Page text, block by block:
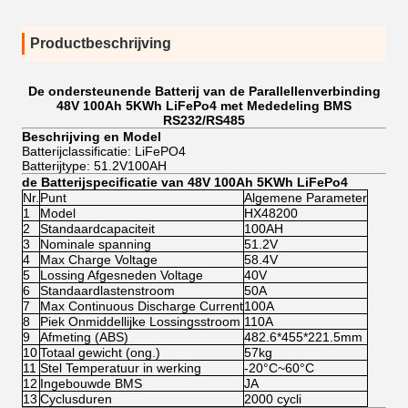
Productbeschrijving
De ondersteunende Batterij van de Parallellenverbinding
48V 100Ah 5KWh LiFePo4 met Mededeling BMS
RS232/RS485
Beschrijving en Model
Batterijclassificatie: LiFePO4
Batterijtype: 51.2V100AH
de Batterijspecificatie van 48V 100Ah 5KWh LiFePo4
Nr. Punt
Algemene Parameter
1
Model
HX48200
2
Standaardcapaciteit
100AH
3
Nominale spanning
51.2V
4
Max Charge Voltage
58.4V
5
Lossing Afgesneden Voltage
40V
6
Standaardlastenstroom
50A
7
Max Continuous Discharge Current100A
8
Piek Onmiddellijke Lossingsstroom 110A
9
Afmeting (ABS)
482.6*455*221.5mm
10Totaal gewicht (ong.)
57kg
11 Stel Temperatuur in werking
-20°C~60°C
12 Ingebouwde BMS
JA
13 Cyclusduren
2000 cycli